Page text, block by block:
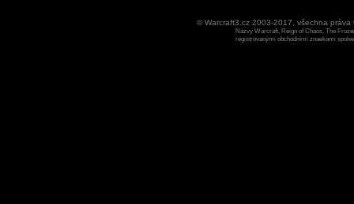
© Warcraft3.cz 2003-2017, všechna
Názvy Warcraft, Reign of Chaos, The
registrovanými obchodními znaekami